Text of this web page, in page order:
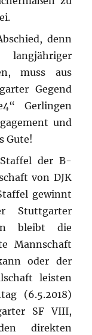
denn
muss aus
Gegend
Gerlingen
und
Gute!
der B-
von DJK
gewinnt
Stuttgarter
bleibt die
Mannschaft
oder der
leisten
(6.5.2018)
SF VIII,
direkten